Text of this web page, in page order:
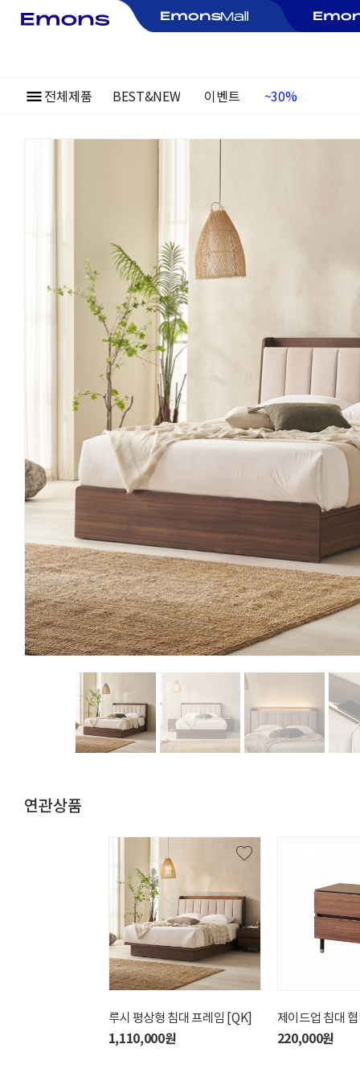
전체제품 BEST&NEW 이벤트
여름정기행사
연관상품
루시 평상형 침대 프레임 [QK]
1,110,000원
제이드업 침대
220,000원
뉴코지 패브릭 침대 프레임
[KK/크림, 애쉬블루]
메이 침대 프레임 [KK/